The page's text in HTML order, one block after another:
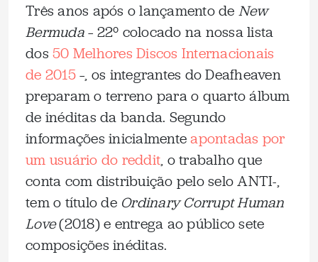
Três anos após o lançamento de New
Bermuda– 22º colocado na nossa lista
dos 50 Melhores Discos Internacionais
de 2015–, os integrantes do Deafheaven
preparam o terreno para o quarto álbum
de inéditas da banda. Segundo
informações inicialmenteapontadas por
um usuário do reddit, o trabalho que
conta com distribuição pelo selo ANTI-,
tem o título de Ordinary Corrupt Human
Love(2018) e entrega ao público sete
composições inéditas.